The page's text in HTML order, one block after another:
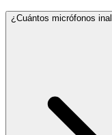
¿Cuántos micrófonos